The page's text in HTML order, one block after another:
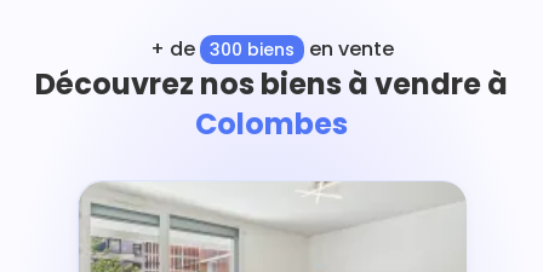
+ de 300 biens en vente
Découvrez nos biens à vendre à
Colombes